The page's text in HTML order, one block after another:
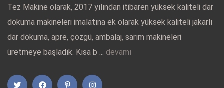
Tez Makine olarak, 2017 yılından itibaren yüksek kaliteli dar
dokuma makineleri imalatına ek olarak yüksek kaliteli jakarlı
dar dokuma, apre, çözgü, ambalaj, sarım makineleri
üretmeye başladık. Kısa b ... devamı